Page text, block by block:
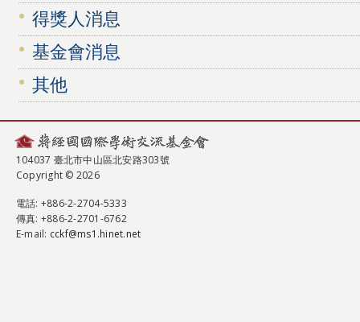
得獎人消息
基金會消息
其他
104037 臺北市中山區北安路303號
Copyright © 2026
電話: +886-2-2704-5333
傳真: +886-2-2701-6762
E-mail: cckf@ms1.hinet.net